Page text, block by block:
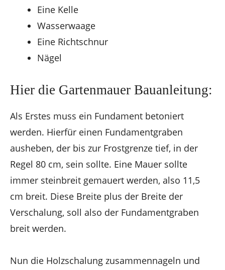
Eine Kelle
Wasserwaage
Eine Richtschnur
Nägel
Hier die Gartenmauer Bauanleitung:
Als Erstes muss ein Fundament betoniert
werden. Hierfür einen Fundamentgraben
ausheben, der bis zur Frostgrenze tief, in der
Regel 80 cm, sein sollte. Eine Mauer sollte
immer steinbreit gemauert werden, also 11,5
cm breit. Diese Breite plus der Breite der
Verschalung, soll also der Fundamentgraben
breit werden.
Nun die Holzschalung zusammennageln und